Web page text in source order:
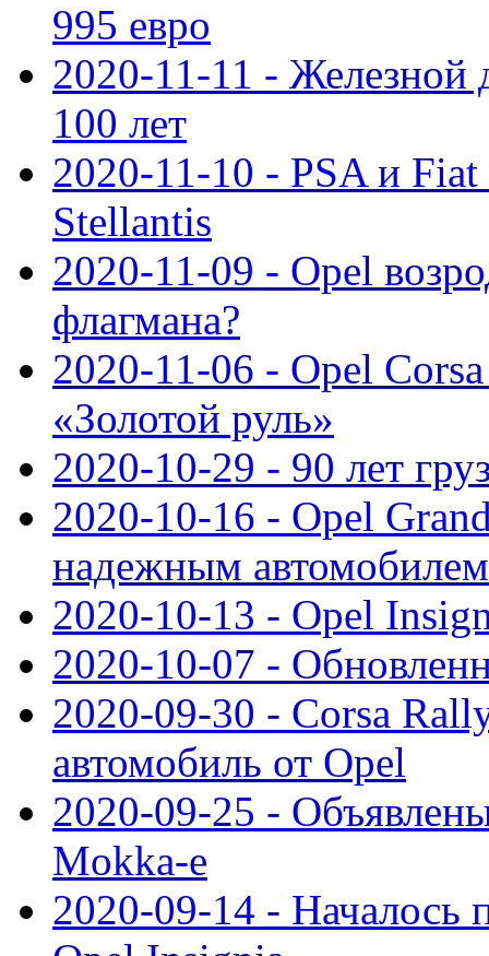
995 евро
2020-11-11 - Железной
100 лет
2020-11-10 - PSA и Fiat
Stellantis
2020-11-09 - Opel
флагмана?
2020-11-06 - Opel
«Золотой руль»
2020-10-29 - 90 лет
2020-10-16 - Opel
надежным автомобилем
2020-10-13 - Opel
2020-10-07 -
2020-09-30 - Corsa
автомобиль от Opel
2020-09-25 -
Mokka-e
2020-09-14 - Началось